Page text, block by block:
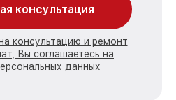
консультация
консультацию и ремонт
Вы соглашаетесь на
данных